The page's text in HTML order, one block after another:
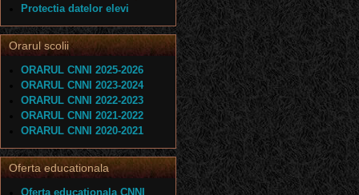
Protectia datelor elevi
Orarul scolii
ORARUL CNNI 2025-2026
ORARUL CNNI 2023-2024
ORARUL CNNI 2022-2023
ORARUL CNNI 2021-2022
ORARUL CNNI 2020-2021
Oferta educationala
Oferta educationala CNNI